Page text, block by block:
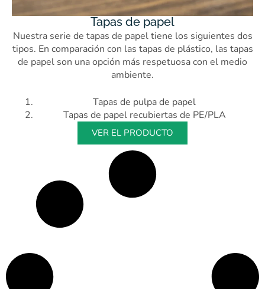
Tapas de papel
Nuestra serie de tapas de papel tiene los siguientes dos
tipos. En comparación con las tapas de plástico, las tapas
de papel son una opción más respetuosa con el medio
ambiente.
Tapas de pulpa de papel
Tapas de papel recubiertas de PE/PLA
VER EL PRODUCTO